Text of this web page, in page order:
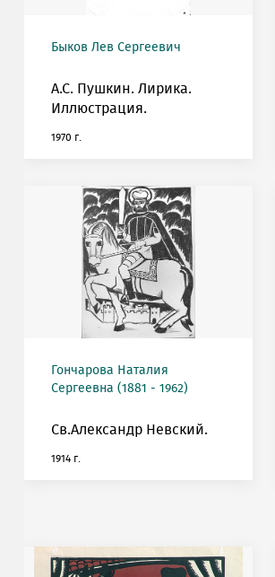
Быков Лев Сергеевич
А.С. Пушкин. Лирика.
Иллюстрация.
1970 г.
Гончарова Наталия
Сергеевна (1881 - 1962)
Св.Александр Невский.
1914 г.